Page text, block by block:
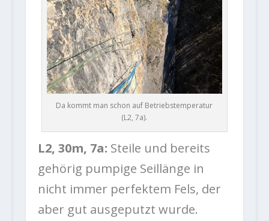
Da kommt man schon auf Betriebstemperatur
(L2, 7a).
L2, 30m, 7a: Steile und bereits
gehörig pumpige Seillänge in
nicht immer perfektem Fels, der
aber gut ausgeputzt wurde.